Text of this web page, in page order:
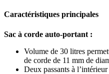
Caractéristiques principales
Sac à corde auto-portant :
Volume de 30 litres
de corde de 11 mm de
Deux passants à